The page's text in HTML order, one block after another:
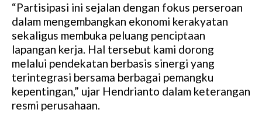
“Partisipasi ini sejalan dengan fokus perseroan
dalam mengembangkan ekonomi kerakyatan
sekaligus membuka peluang penciptaan
lapangan kerja. Hal tersebut kami dorong
melalui pendekatan berbasis sinergi yang
terintegrasi bersama berbagai pemangku
kepentingan,” ujar Hendrianto dalam keterangan
resmi perusahaan.